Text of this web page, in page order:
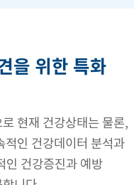
을 위한 특화
현재 건강상태는 물론,
적인 건강데이터 분석과
인 건강증진과 예방